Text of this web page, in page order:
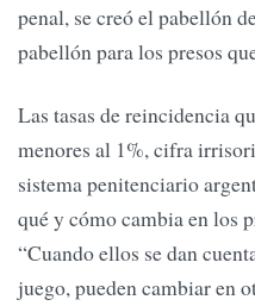
penal, se creó el pabellón
pabellón para los presos
Las tasas de reincidencia
menores al 1%, cifra
sistema penitenciario
qué y cómo cambia en los
“Cuando ellos se dan
juego, pueden cambiar en